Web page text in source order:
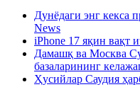
Дунёдаги энг кекса
News
iPhone 17 яқин вақт
Дамашқ ва Москва
базаларининг
Ҳусийлар Саудия